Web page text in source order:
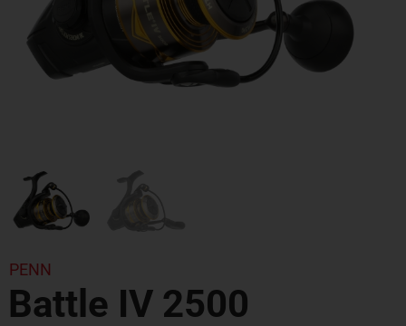
PENN
Battle IV 2500